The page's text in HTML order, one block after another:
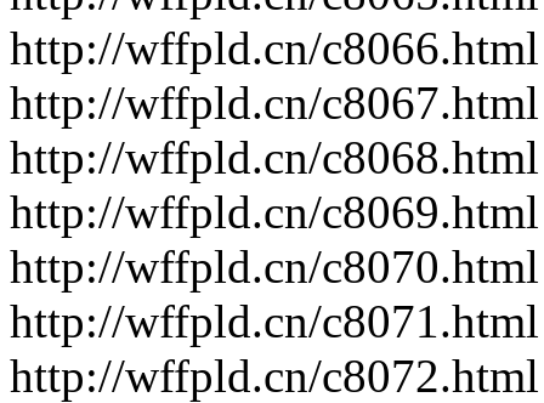
http://wffpld.cn/c8066.html
http://wffpld.cn/c8067.html
http://wffpld.cn/c8068.html
http://wffpld.cn/c8069.html
http://wffpld.cn/c8070.html
http://wffpld.cn/c8071.html
http://wffpld.cn/c8072.html